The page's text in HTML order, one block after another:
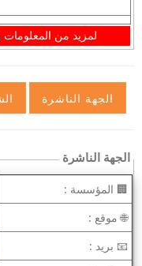
لمزيد من
الجهة الناشرة
🏢 المؤسسة :
🌐 موقع :
📧 بريد :